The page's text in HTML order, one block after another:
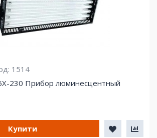
1514
230 Прибор люминесцентный
Купити